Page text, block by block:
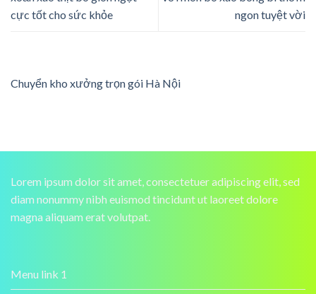
cực tốt cho sức khỏe
ngon tuyệt vời
Chuyển kho xưởng trọn gói Hà Nội
Lorem ipsum dolor sit amet, consectetuer adipiscing elit, sed
diam nonummy nibh euismod tincidunt ut laoreet dolore
magna aliquam erat volutpat.
Menu link 1